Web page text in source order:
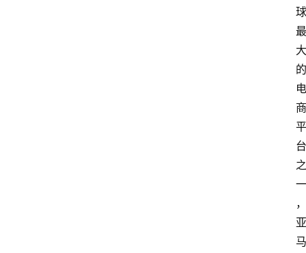
球
最
大
的
电
商
平
台
之
一
，
亚
马